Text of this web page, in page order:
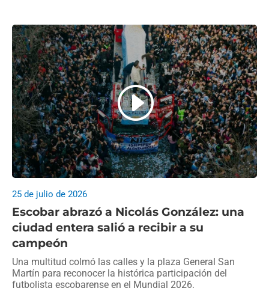
Escobar abrazó a Nicolás González: una
ciudad entera salió a recibir a su
campeón
25 de julio de 2026
Una multitud colmó las calles y la plaza General San
Martín para reconocer la histórica participación del
futbolista escobarense en el Mundial 2026.